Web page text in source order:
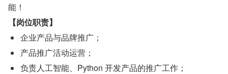
能！
【岗位职责】
企业产品与品牌推广；
产品推广活动运营；
负责人工智能、Python 开发产品的推广工作；